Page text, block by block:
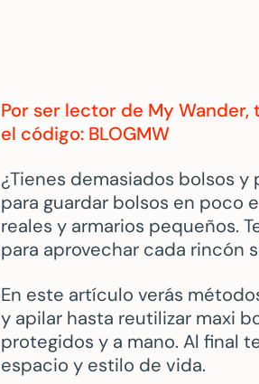
Por ser lector de My
el código: BLOGMW
¿Tienes demasiados bolsos
para guardar bolsos en poco
reales y armarios pequeños.
para aprovechar cada rincón
En este artículo verás
y apilar hasta reutilizar maxi
protegidos y a mano. Al final
espacio y estilo de vida.